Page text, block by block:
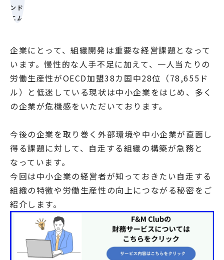
企業にとって、組織開発は重要な経営課題となって
います。慢性的な人手不足に加えて、一人当たりの
労働生産性がOECD加盟38カ国中28位（78,655ド
ル）と低迷している現状は中小企業をはじめ、多く
の企業が危機感をいただいております。
今後の企業を取り巻く外部環境や中小企業が直面し
得る課題に対して、自走する組織の構築が急務と
なっています。
今回は中小企業の経営者が知っておきたい自走する
組織の特徴や労働生産性の向上につながる秘密をご
紹介します。